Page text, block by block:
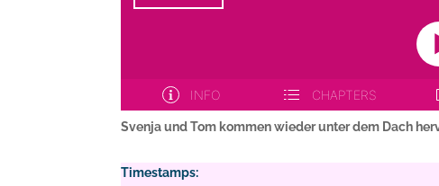
Svenja und Tom kommen wieder unter dem Dach
Timestamps: